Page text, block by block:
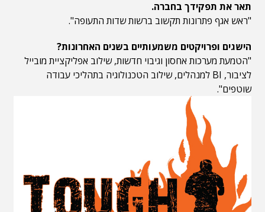
תאר את תפקידך בחברה.
"ראש אגף פתרונות תקשוב ברשות שדות התעופה".
הישגים ופרויקטים משמעותיים בשנים האחרונות?
"הטמעת מערכות אחסון וגיבוי חדשות, שילוב אפליקציית מובייל
לציבור, BI למנהלים, שילוב הטכנולוגיה בתהליכי עבודה
שוטפים".